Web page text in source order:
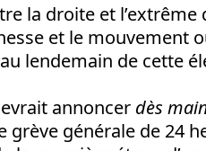
la droite et
et le mouvement
lendemain de cette
annoncer dès
grève générale de 24